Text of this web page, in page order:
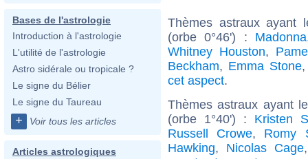
Bases de l'astrologie
Introduction à l'astrologie
L'utilité de l'astrologie
Astro sidérale ou tropicale ?
Le signe du Bélier
Le signe du Taureau
+ Voir tous les articles
Articles astrologiques
Thèmes astraux ayant
(orbe 0°46') : Madonna
Whitney Houston,
Beckham, Emma Stone
cet aspect.
Thèmes astraux ayant
(orbe 1°40') : Kristen
Russell Crowe, Romy
Hawking, Nicolas Cage